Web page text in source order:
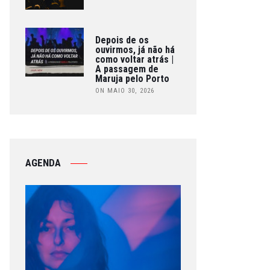
Depois de os
ouvirmos, já não há
como voltar atrás |
A passagem de
Maruja pelo Porto
ON MAIO 30, 2026
AGENDA